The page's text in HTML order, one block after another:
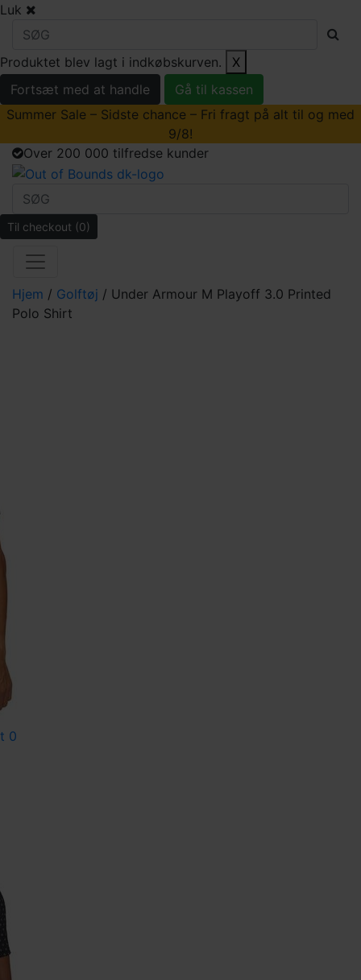
Luk
Produktet blev lagt i indkøbskurven.
X
Fortsæt med at handle
Gå til kassen
Summer Sale – Sidste chance – Fri fragt på alt til og med
9/8!
Over 200 000 tilfredse kunder
Til checkout (0)
Hjem / Golftøj / Under Armour M Playoff 3.0 Printed
Polo Shirt